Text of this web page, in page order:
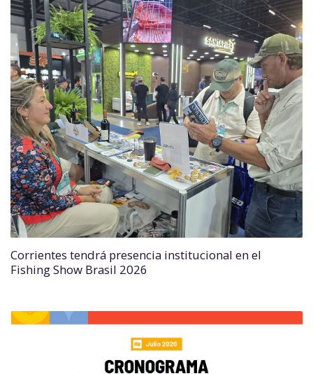
Corrientes tendrá presencia institucional en el
Fishing Show Brasil 2026